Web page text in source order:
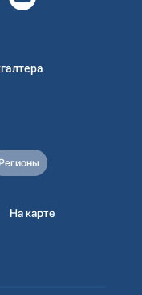
Регионы
На карте